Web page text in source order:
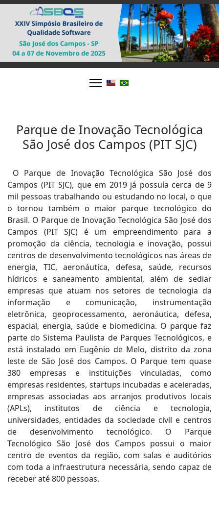
Parque de Inovação Tecnológica
São José dos Campos (PIT SJC)
O Parque de Inovação Tecnológica São José dos
Campos (PIT SJC), que em 2019 já possuía cerca de 9
mil pessoas trabalhando ou estudando no local, o que
o tornou também o maior parque tecnológico do
Brasil. O Parque de Inovação Tecnológica São José dos
Campos (PIT SJC) é um empreendimento para a
promoção da ciência, tecnologia e inovação, possui
centros de desenvolvimento tecnológicos nas áreas de
energia, TIC, aeronáutica, defesa, saúde, recursos
hídricos e saneamento ambiental, além de sediar
empresas que atuam nos setores de tecnologia da
informação e comunicação, instrumentação
eletrônica, geoprocessamento, aeronáutica, defesa,
espacial, energia, saúde e biomedicina. O parque faz
parte do Sistema Paulista de Parques Tecnológicos, e
está instalado em Eugênio de Melo, distrito da zona
leste de São José dos Campos. O Parque tem quase
380 empresas e instituições vinculadas, como
empresas residentes, startups incubadas e aceleradas,
empresas associadas aos arranjos produtivos locais
(APLs), institutos de ciência e tecnologia,
universidades, entidades da sociedade civil e centros
de desenvolvimento tecnológico. O Parque
Tecnológico São José dos Campos possui o maior
centro de eventos da região, com salas e auditórios
com toda a infraestrutura necessária, sendo capaz de
receber até 800 pessoas.